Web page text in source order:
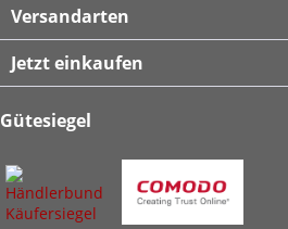
Versandarten
Jetzt einkaufen
Gütesiegel